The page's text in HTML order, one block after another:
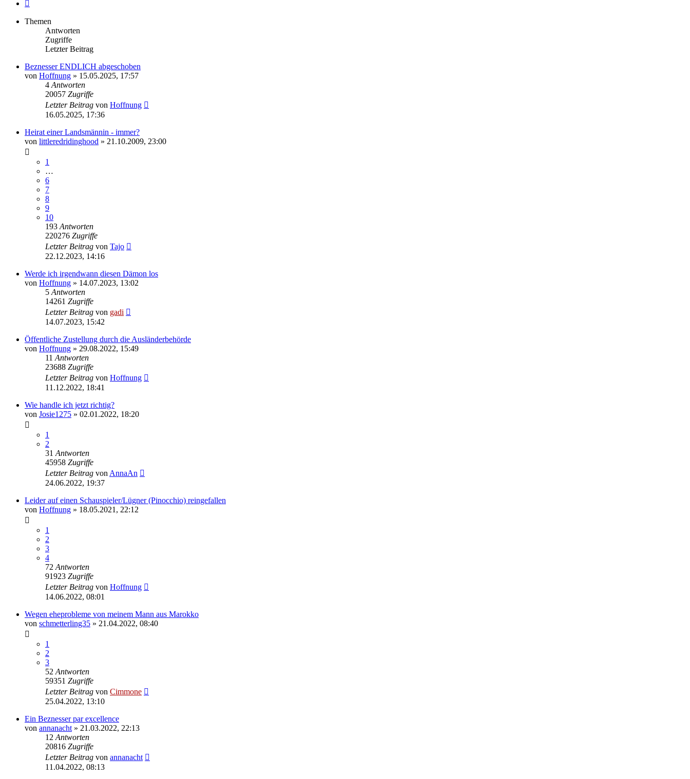
Themen
Antworten
Zugriffe
Letzter Beitrag
Beznesser ENDLICH abgeschoben
von Hoffnung » 15.05.2025, 17:57
4 Antworten
20057 Zugriffe
Letzter Beitrag von Hoffnung
16.05.2025, 17:36
Heirat einer Landsmännin - immer?
von littleredridinghood » 21.10.2009, 23:00
1
…
6
7
8
9
10
193 Antworten
220276 Zugriffe
Letzter Beitrag von Tajo
22.12.2023, 14:16
Werde ich irgendwann diesen Dämon los
von Hoffnung » 14.07.2023, 13:02
5 Antworten
14261 Zugriffe
Letzter Beitrag von gadi
14.07.2023, 15:42
Öffentliche Zustellung durch die Ausländerbehörde
von Hoffnung » 29.08.2022, 15:49
11 Antworten
23688 Zugriffe
Letzter Beitrag von Hoffnung
11.12.2022, 18:41
Wie handle ich jetzt richtig?
von Josie1275 » 02.01.2022, 18:20
1
2
31 Antworten
45958 Zugriffe
Letzter Beitrag von AnnaAn
24.06.2022, 19:37
Leider auf einen Schauspieler/Lügner (Pinocchio) reingefallen
von Hoffnung » 18.05.2021, 22:12
1
2
3
4
72 Antworten
91923 Zugriffe
Letzter Beitrag von Hoffnung
14.06.2022, 08:01
Wegen eheprobleme von meinem Mann aus Marokko
von schmetterling35 » 21.04.2022, 08:40
1
2
3
52 Antworten
59351 Zugriffe
Letzter Beitrag von Cimmone
25.04.2022, 13:10
Ein Beznesser par excellence
von annanacht » 21.03.2022, 22:13
12 Antworten
20816 Zugriffe
Letzter Beitrag von annanacht
11.04.2022, 08:13